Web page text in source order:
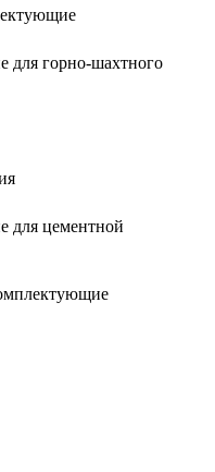
для горно-шахтного
для цементной